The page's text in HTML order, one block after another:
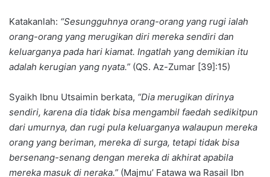
Katakanlah: “Sesungguhnya orang-orang yang rugi ialah
orang-orang yang merugikan diri mereka sendiri dan
keluarganya pada hari kiamat. Ingatlah yang demikian itu
adalah kerugian yang nyata.” (QS. Az-Zumar [39]:15)
Syaikh Ibnu Utsaimin berkata, “Dia merugikan dirinya
sendiri, karena dia tidak bisa mengambil faedah sedikitpun
dari umurnya, dan rugi pula keluarganya walaupun mereka
orang yang beriman, mereka di surga, tetapi tidak bisa
bersenang-senang dengan mereka di akhirat apabila
mereka masuk di neraka.” (Majmu’ Fatawa wa Rasail Ibn